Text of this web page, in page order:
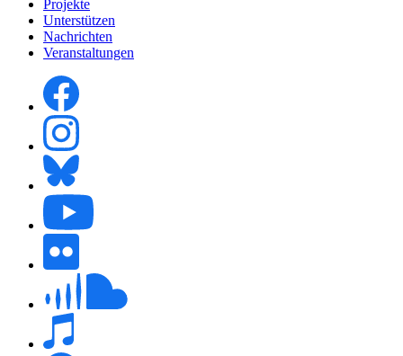
Projekte
Unterstützen
Nachrichten
Veranstaltungen